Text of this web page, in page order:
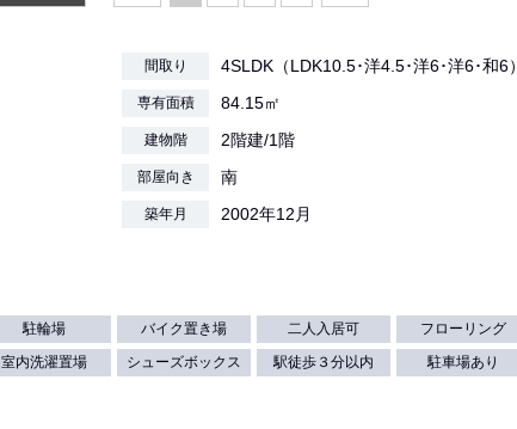
間取り 4SLDK（LDK10.5･洋4.5･洋6･洋6･和6）
専有面積 84.15㎡
建物階 2階建/1階
部屋向き 南
築年月 2002年12月
駐輪場 バイク置き場 二人入居可 フローリング
室内洗濯置場 シューズボックス 駅徒歩３分以内 駐車場あり